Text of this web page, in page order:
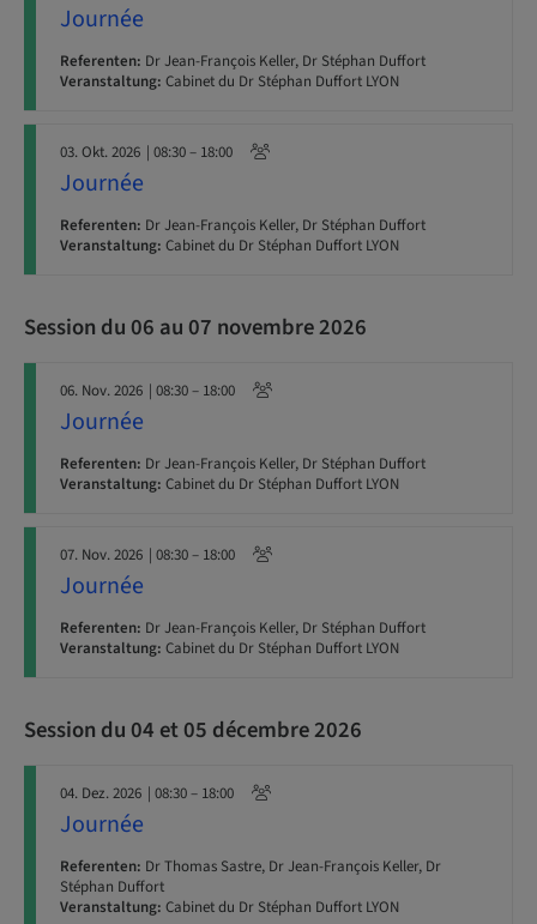
Journée
Referenten: Dr Jean-François Keller, Dr Stéphan Duffort
Veranstaltung: Cabinet du Dr Stéphan Duffort LYON
03. Okt. 2026 | 08:30 – 18:00
Journée
Referenten: Dr Jean-François Keller, Dr Stéphan Duffort
Veranstaltung: Cabinet du Dr Stéphan Duffort LYON
Session du 06 au 07 novembre 2026
06. Nov. 2026 | 08:30 – 18:00
Journée
Referenten: Dr Jean-François Keller, Dr Stéphan Duffort
Veranstaltung: Cabinet du Dr Stéphan Duffort LYON
07. Nov. 2026 | 08:30 – 18:00
Journée
Referenten: Dr Jean-François Keller, Dr Stéphan Duffort
Veranstaltung: Cabinet du Dr Stéphan Duffort LYON
Session du 04 et 05 décembre 2026
04. Dez. 2026 | 08:30 – 18:00
Journée
Referenten: Dr Thomas Sastre, Dr Jean-François Keller, Dr
Stéphan Duffort
Veranstaltung: Cabinet du Dr Stéphan Duffort LYON